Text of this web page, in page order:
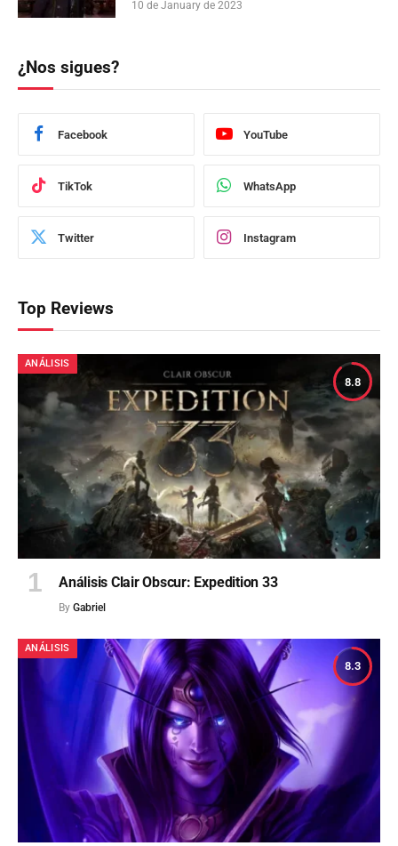
10 de January de 2023
¿Nos sigues?
Facebook YouTube
TikTok WhatsApp
Twitter Instagram
Top Reviews
8.8
ANÁLISIS
Análisis Clair Obscur: Expedition 33
By Gabriel
8.3
ANÁLISIS